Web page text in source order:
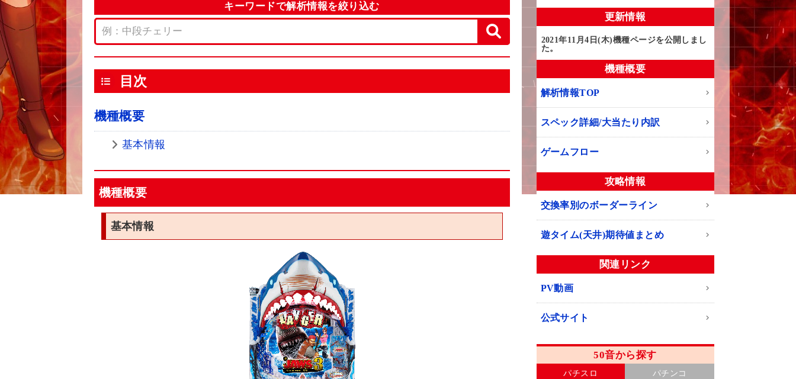
キーワードで解析情報を絞り込む
目次
機種概要
基本情報
機種概要
基本情報
更新情報
2021年11月4日(木)機種ページを公開しまし
た。
機種概要
解析情報TOP
スペック詳細/大当たり内訳
ゲームフロー
攻略情報
交換率別のボーダーライン
遊タイム(天井)期待値まとめ
関連リンク
PV動画
公式サイト
50音から探す
パチスロ パチンコ